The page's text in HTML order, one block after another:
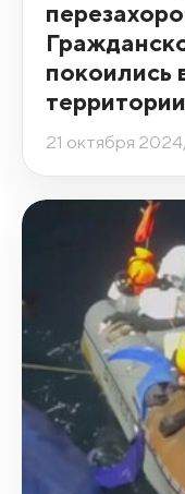
покоились
21 октября 2024,